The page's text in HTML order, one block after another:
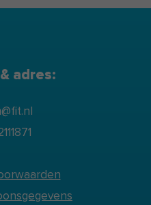
adres: